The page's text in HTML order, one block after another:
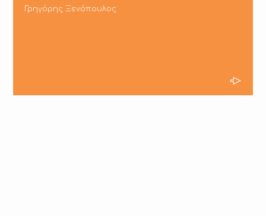
Γρηγόρης Ξενόπουλος